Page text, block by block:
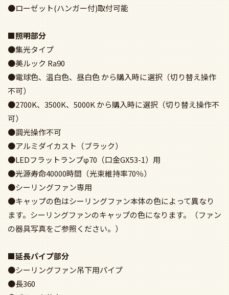
●ローゼット(ハンガー付)取付可能
■照明部分
●集光タイプ
●美ルック Ra90
●電球色、温白色、昼白色 から購入時に選択（切り替え操作
不可）
●2700K、3500K、5000K から購入時に選択（切り替え操作不
可）
●調光操作不可
●アルミダイカスト（ブラック）
●LEDフラットランプφ70（口金GX53-1）用
●光源寿命40000時間（光束維持率70％）
●シーリングファン専用
●キャップの色はシーリングファン本体の色によって異なり
ます。シーリングファンのキャップの色になります。（ファン
の器具写真をご参照ください。）
■延長パイプ部分
●シーリングファン吊下用パイプ
●長360